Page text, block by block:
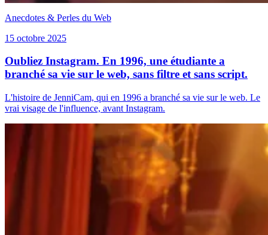
Anecdotes & Perles du Web
15 octobre 2025
Oubliez Instagram. En 1996, une étudiante a
branché sa vie sur le web, sans filtre et sans script.
L'histoire de JenniCam, qui en 1996 a branché sa vie sur le web. Le
vrai visage de l'influence, avant Instagram.